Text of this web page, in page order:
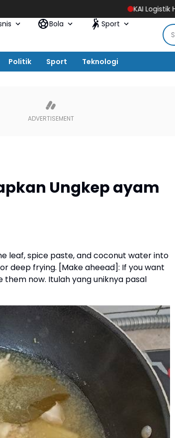
KAI Logistik Hadirkan Promo “Merdeka Ongkir”
Bola Sport
Politik Sport Teknologi
Ungkep ayam
leaf, spice paste, and coconut water into
deep frying. [Make aheead]: If you want
now. Itulah yang uniknya pasal